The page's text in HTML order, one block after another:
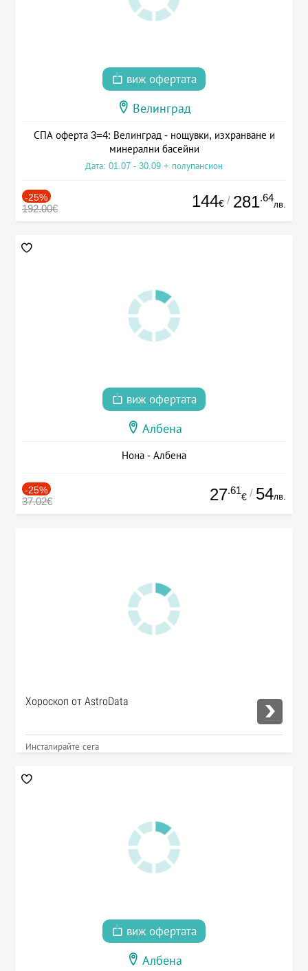
виж офертата
Велинград
СПА оферта 3=4: Велинград - нощувки, изхранване и
минерални басейни
Дата: 01.07 - 30.09 + полупансион
-25%
192.00€ 144€ / 281.64
лв.
виж офертата
Албена
Нона - Албена
-25%
37.02€ 27.61
€ / 54лв.
Хороскоп от AstroData
Инсталирайте сега
виж офертата
Албена